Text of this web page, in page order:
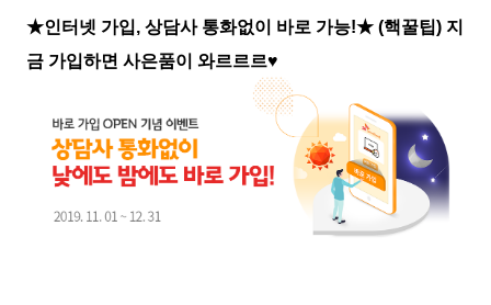
★인터넷 가입, 상담사 통화없이 바로 가능!★ (핵꿀팁) 지
금 가입하면 사은품이 와르르르♥